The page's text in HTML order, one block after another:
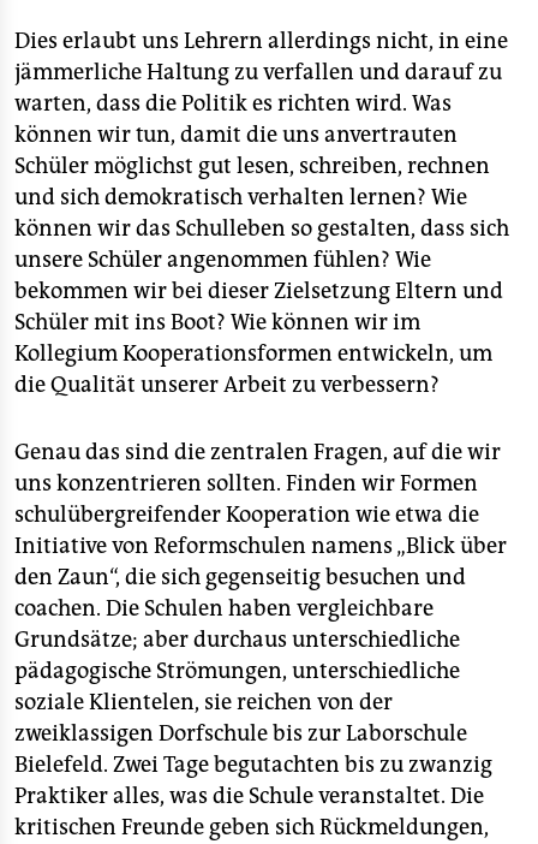
Dies erlaubt uns Lehrern allerdings nicht, in eine
jämmerliche Haltung zu verfallen und darauf zu
warten, dass die Politik es richten wird. Was
können wir tun, damit die uns anvertrauten
Schüler möglichst gut lesen, schreiben, rechnen
und sich demokratisch verhalten lernen? Wie
können wir das Schulleben so gestalten, dass sich
unsere Schüler angenommen fühlen? Wie
bekommen wir bei dieser Zielsetzung Eltern und
Schüler mit ins Boot? Wie können wir im
Kollegium Kooperationsformen entwickeln, um
die Qualität unserer Arbeit zu verbessern?
Genau das sind die zentralen Fragen, auf die wir
uns konzentrieren sollten. Finden wir Formen
schulübergreifender Kooperation wie etwa die
Initiative von Reformschulen namens „Blick über
den Zaun“, die sich gegenseitig besuchen und
coachen. Die Schulen haben vergleichbare
Grundsätze; aber durchaus unterschiedliche
pädagogische Strömungen, unterschiedliche
soziale Klientelen, sie reichen von der
zweiklassigen Dorfschule bis zur Laborschule
Bielefeld. Zwei Tage begutachten bis zu zwanzig
Praktiker alles, was die Schule veranstaltet. Die
kritischen Freunde geben sich Rückmeldungen,